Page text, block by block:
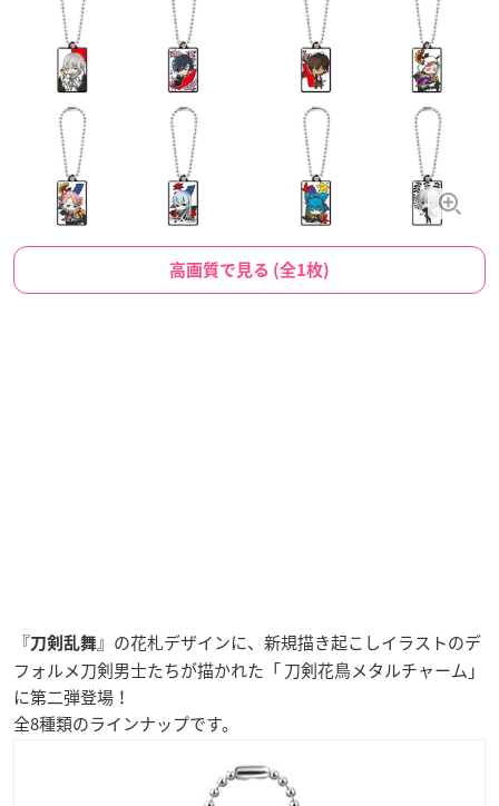
高画質で見る (全1枚)
『刀剣乱舞』の花札デザインに、新規描き起こしイラストのデ
フォルメ刀剣男士たちが描かれた「刀剣花鳥メタルチャーム 」
に第二弾登場！
全8種類のラインナップです。